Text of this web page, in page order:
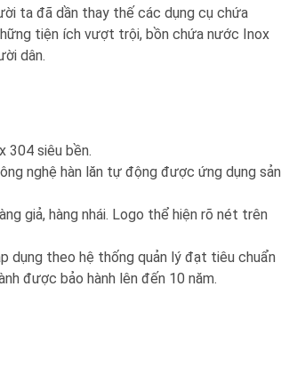
ta đã dần thay thế các dụng cụ chứa
tiện ích vượt trội, bồn chứa nước Inox
dân.
304 siêu bền.
nghệ hàn lăn tự động được ứng dụng sản
giả, hàng nhái. Logo thể hiện rõ nét trên
dụng theo hệ thống quản lý đạt tiêu chuẩn
được bảo hành lên đến 10 năm.